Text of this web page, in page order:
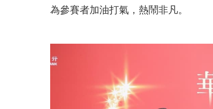
為參賽者加油打氣，熱鬧非凡。